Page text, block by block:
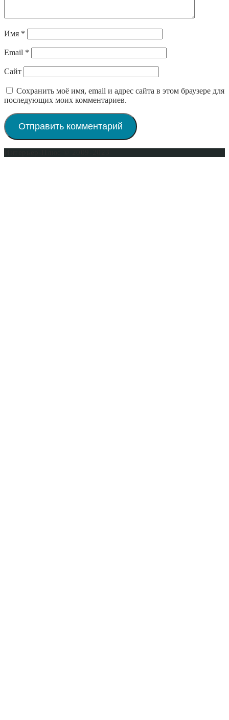
Имя *
Email *
Сайт
Сохранить моё имя, email и адрес сайта в этом браузере для
последующих моих комментариев.